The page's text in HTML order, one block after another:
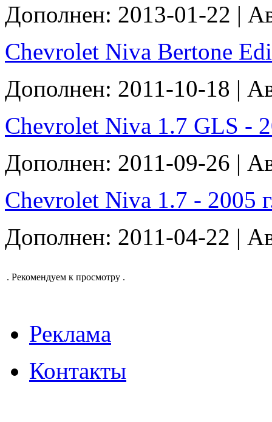
Дополнен: 2013-01-22 |
Chevrolet Niva Bertone
Дополнен: 2011-10-18 |
Chevrolet Niva 1.7 GLS -
Дополнен: 2011-09-26 |
Chevrolet Niva 1.7 - 2005
Дополнен: 2011-04-22 |
. Рекомендуем к просмотру .
Реклама
Контакты